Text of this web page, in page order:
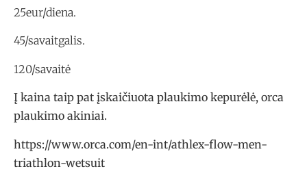
25eur/diena.
45/savaitgalis.
120/savaitė
Į kaina taip pat įskaičiuota plaukimo kepurėlė, orca
plaukimo akiniai.
https://www.orca.com/en-int/athlex-flow-men-
triathlon-wetsuit